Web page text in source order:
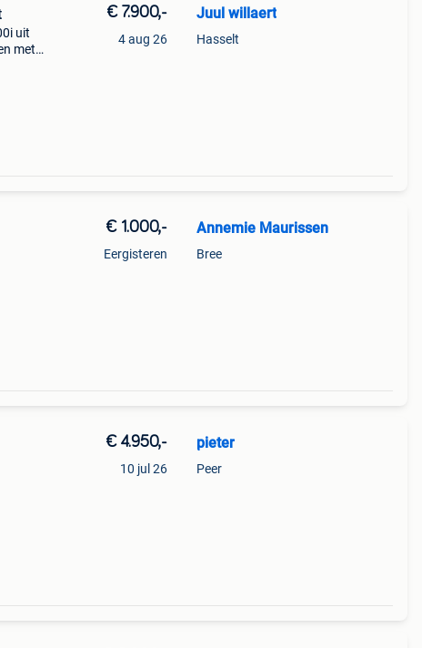
uit
met
€ 7.900,-
4 aug 26
Juul willaert
Hasselt
€ 1.000,-
Eergisteren
Annemie Maurissen
Bree
€ 4.950,-
10 jul 26
pieter
Peer